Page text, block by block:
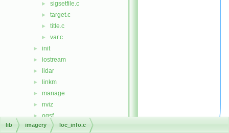
► sigsetfile.c
► target.c
► title.c
► var.c
► init
► iostream
► lidar
► linkm
► manage
► nviz
► ogsf
► pngdriver
lib imagery loc_info.c